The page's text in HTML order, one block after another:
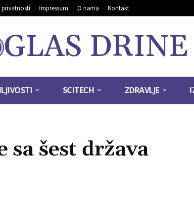
Impressum O nama Kontakt
GLAS DRINE
SCITECH ZDRAVLJE
šest država